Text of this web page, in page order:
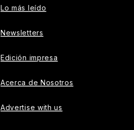
Lo más leído
Newsletters
Edición impresa
Acerca de Nosotros
Advertise with us